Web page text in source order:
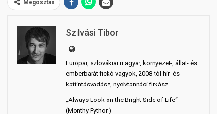
Megosztás
Szilvási Tibor
Európai, szlovákiai magyar, környezet-, állat- és
emberbarát fickó vagyok, 2008-tól hír- és
kattintásvadász, nyelvtannáci firkász.
„Always Look on the Bright Side of Life“
(Monthy Python)